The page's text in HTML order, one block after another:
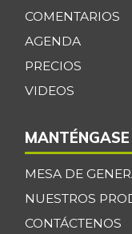
COMENTARIOS
AGENDA
PRECIOS
VIDEOS
MESA DE
NUESTROS
CONTÁCTENOS